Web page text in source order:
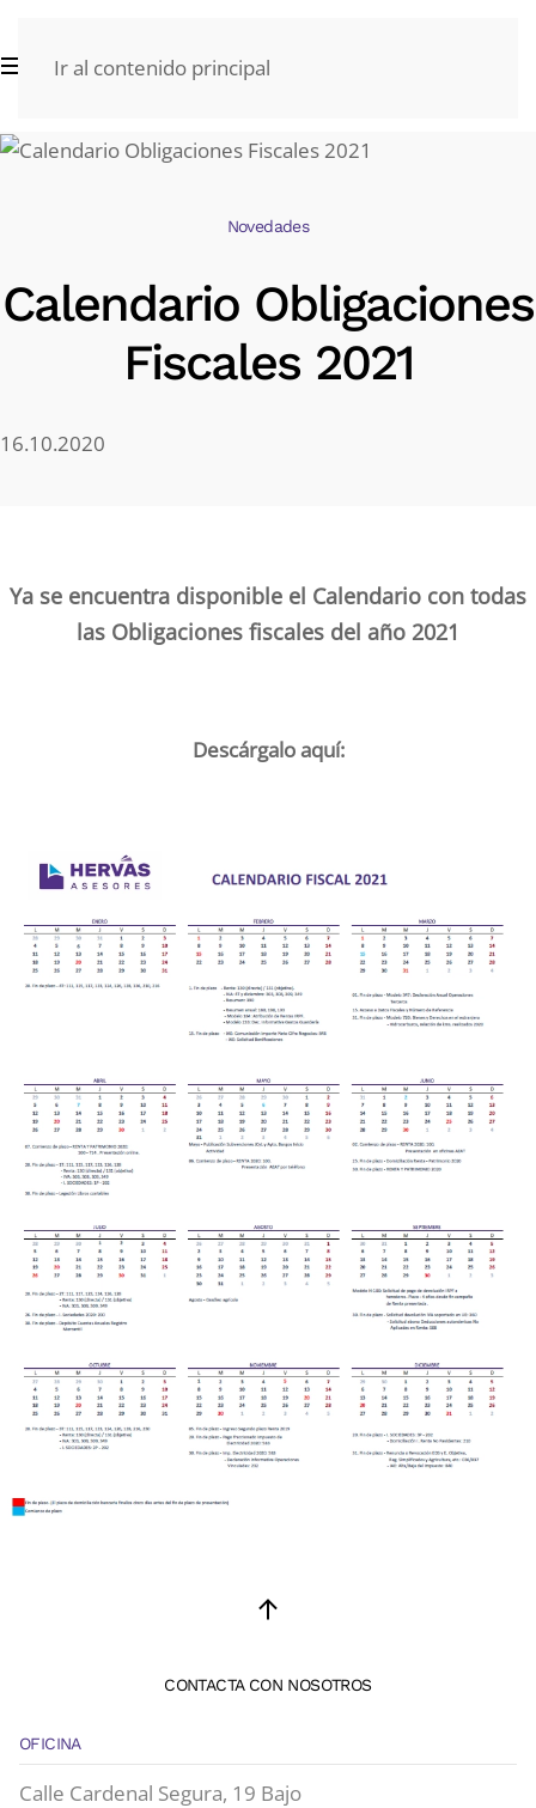
Ir al contenido principal
Novedades
Calendario Obligaciones
Fiscales 2021
16.10.2020
Ya se encuentra disponible el Calendario con todas
las Obligaciones fiscales del año 2021
Descárgalo aquí:
CONTACTA CON NOSOTROS
OFICINA
Calle Cardenal Segura, 19 Bajo